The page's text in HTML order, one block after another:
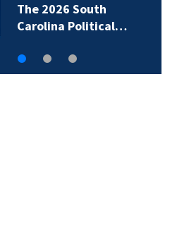
The 2026 South
Carolina Political…